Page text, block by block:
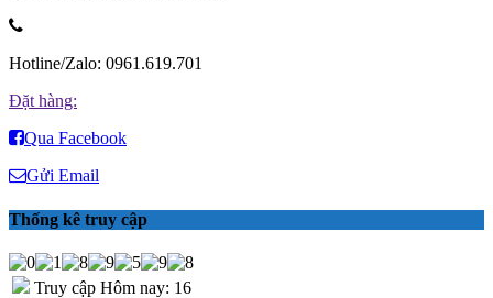
Hotline/Zalo: 0961.619.701
Đặt hàng:
Qua Facebook
Gửi Email
Thống kê truy cập
Truy cập Hôm nay: 16